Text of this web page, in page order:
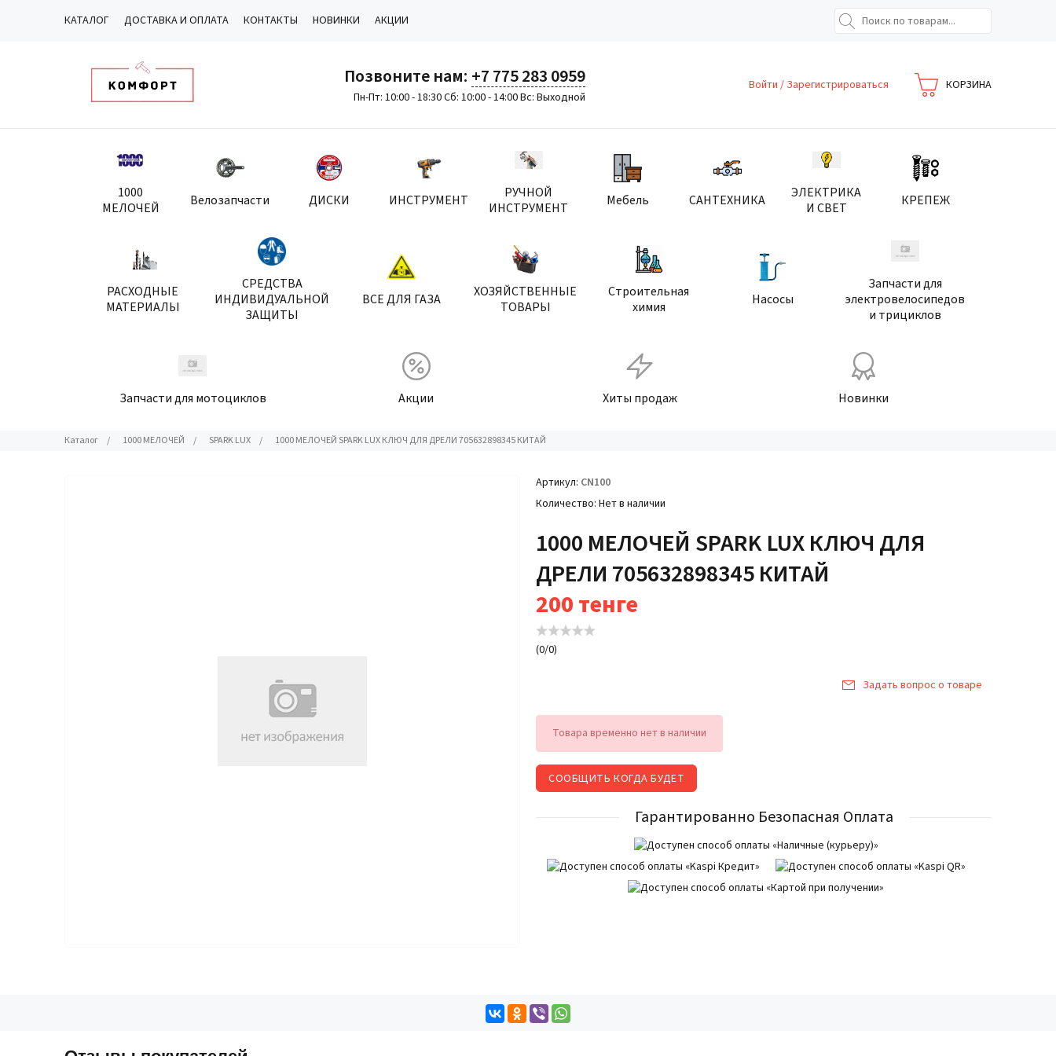
КАТАЛОГ ДОСТАВКА И ОПЛАТА КОНТАКТЫ НОВИНКИ АКЦИИ
Позвоните нам: +7 775 283 0959
Пн-Пт: 10:00 - 18:30 Сб: 10:00 - 14:00 Вс: Выходной
Войти / Зарегистрироваться КОРЗИНА
1000
МЕЛОЧЕЙ
Велозапчасти ДИСКИ ИНСТРУМЕНТ
РУЧНОЙ
ИНСТРУМЕНТ
Мебель САНТЕХНИКА
ЭЛЕКТРИКА
И СВЕТ
КРЕПЕЖ
РАСХОДНЫЕ
МАТЕРИАЛЫ
СРЕДСТВА
ИНДИВИДУАЛЬНОЙ
ЗАЩИТЫ
ВСЕ ДЛЯ ГАЗА
ХОЗЯЙСТВЕННЫЕ
ТОВАРЫ
Строительная
химия
Насосы
Запчасти для
электровелосипедов
и трициклов
Запчасти для мотоциклов Акции Хиты продаж Новинки
Каталог / 1000 МЕЛОЧЕЙ / SPARK LUX / 1000 МЕЛОЧЕЙ SPARK LUX КЛЮЧ ДЛЯ ДРЕЛИ 705632898345 КИТАЙ
Артикул CN100
Количество Нет в наличии
1000 МЕЛОЧЕЙ SPARK LUX КЛЮЧ ДЛЯ
ДРЕЛИ 705632898345 КИТАЙ
200тенге
(0/0)
Задать вопрос о товаре
Товара временно нет в наличии
СООБЩИТЬ КОГДА БУДЕТ
Гарантированно Безопасная Оплата